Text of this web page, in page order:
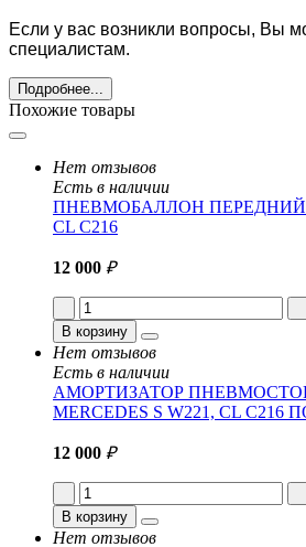
Если у вас возникли вопросы, Вы
специалистам.
Подробнее...
Похожие товары
Нет отзывов
Есть в наличии
ПНЕВМОБАЛЛОН ПЕРЕДНИЙ
CL C216
12 000 ₽
В корзину
Нет отзывов
Есть в наличии
АМОРТИЗАТОР
MERCEDES S W221, CL
12 000 ₽
В корзину
Нет отзывов